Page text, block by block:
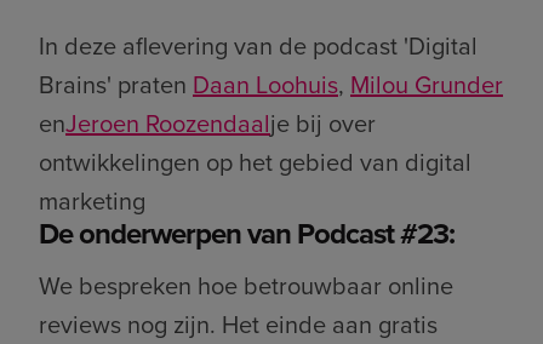
In deze aflevering van de podcast 'Digital
Brains' praten Daan Loohuis, Milou Grunder
enJeroen Roozendaalje bij over
ontwikkelingen op het gebied van digital
marketing
De onderwerpen van Podcast #23:
We bespreken hoe betrouwbaar online
reviews nog zijn. Het einde aan gratis